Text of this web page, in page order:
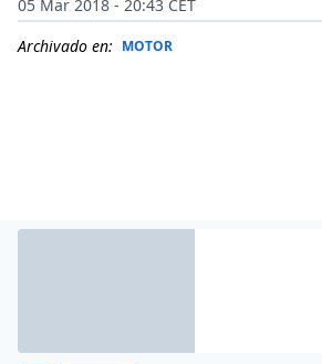
05 Mar 2018 - 20:43 CET
Archivado en: MOTOR